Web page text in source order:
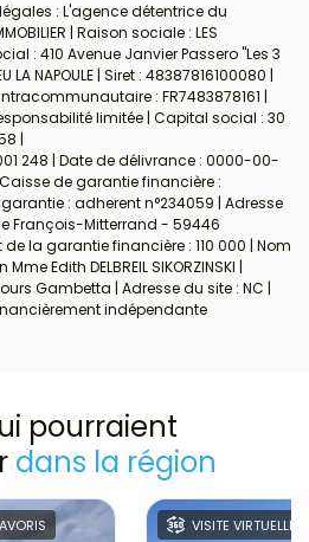
: L'agence détentrice du
| Raison sociale : LES
: 410 Avenue Janvier Passero "Les 3
LA NAPOULE | Siret : 48387816100080 |
: FR7483878161 |
limitée | Capital social : 30
|
248 | Date de délivrance : 0000-00-
de garantie financière :
: adherent n°234059 | Adresse
François-Mitterrand - 59446
la garantie financière : 110 000 | Nom
Edith DELBREIL SIKORZINSKI |
Gambetta | Adresse du site : NC |
indépendante
pourraient
dans la région
VISITE VIRTUELLE